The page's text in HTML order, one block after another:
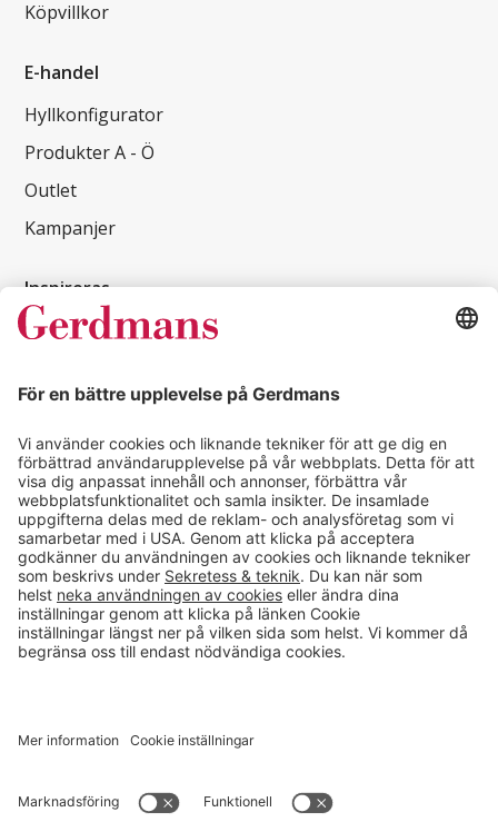
Köpvillkor
E-handel
Hyllkonfigurator
Produkter A - Ö
Outlet
Kampanjer
Inspireras
Kundcase
Läsvärt
Kontakt
info@gerdmans.se
0433-740 80
Kundservice öppettider
Vardagar 07.30-17.00
© 2026 Gerdmans Inredningar AB Alla priser är exklusive moms.
Cookie inställningar